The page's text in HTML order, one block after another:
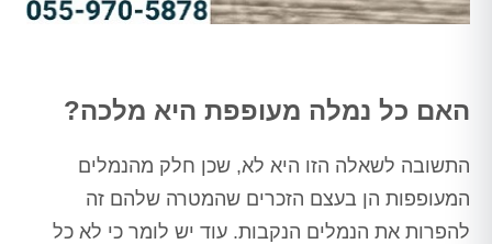
האם כל נמלה מעופפת היא מלכה?
התשובה לשאלה הזו היא לא, שכן חלק מהנמלים
המעופפות הן בעצם הזכרים שהמטרה שלהם זה
להפרות את הנמלים הנקבות. עוד יש לומר כי לא כל